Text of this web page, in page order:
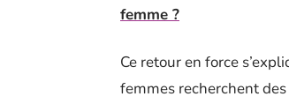
femme ?
Ce retour en force
femmes recherchent